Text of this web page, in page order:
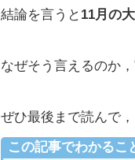
結論を言うと 11月の
なぜそう言えるのか
ぜひ最後まで読んで
この記事でわかるこ